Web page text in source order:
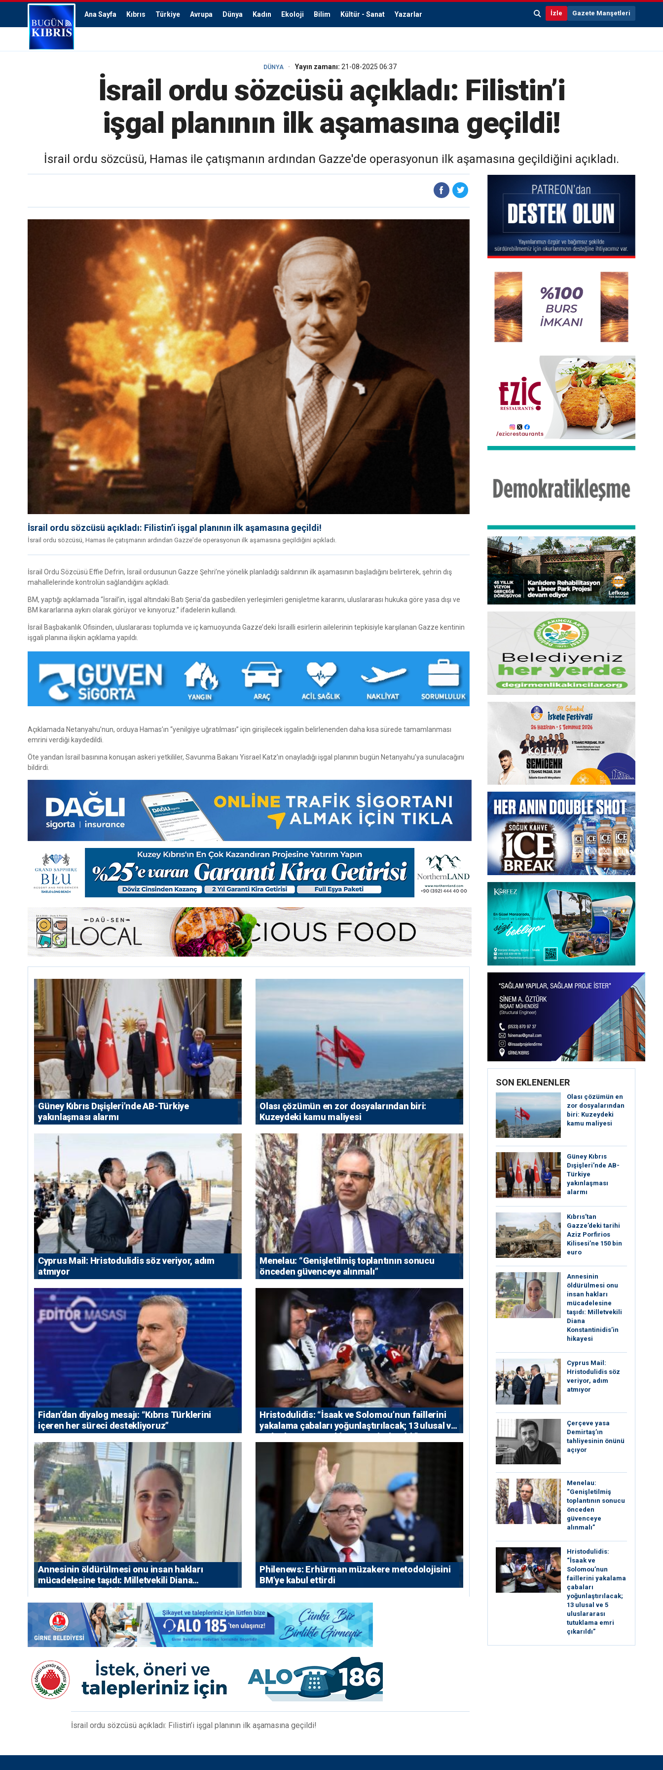
Ana Sayfa Kıbrıs Türkiye Avrupa Dünya Kadın Ekoloji Bilim Kültür - Sanat Yazarlar İzle Gazete Manşetleri
DÜNYA Yayın zamanı: 21-08-2025 06:37
İsrail ordu sözcüsü açıkladı: Filistin’i
işgal planının ilk aşamasına geçildi!
İsrail ordu sözcüsü, Hamas ile çatışmanın ardından Gazze'de operasyonun ilk aşamasına geçildiğini açıkladı.
İsrail ordu sözcüsü açıkladı: Filistin’i işgal planının ilk aşamasına geçildi!
İsrail ordu sözcüsü, Hamas ile çatışmanın ardından Gazze'de operasyonun ilk aşamasına geçildiğini açıkladı.
İsrail Ordu Sözcüsü Effie Defrin, İsrail ordusunun Gazze Şehri’ne yönelik planladığı saldırının ilk aşamasının başladığını belirterek, şehrin dış
mahallelerinde kontrolün sağlandığını açıkladı.
BM, yaptığı açıklamada “İsrail’in, işgal altındaki Batı Şeria’da gasbedilen yerleşimleri genişletme kararını, uluslararası hukuka göre yasa dışı ve
BM kararlarına aykırı olarak görüyor ve kınıyoruz.” ifadelerin kullandı.
İsrail Başbakanlık Ofisinden, uluslararası toplumda ve iç kamuoyunda Gazze’deki İsrailli esirlerin ailelerinin tepkisiyle karşılanan Gazze kentinin
işgali planına ilişkin açıklama yapıldı.
Açıklamada Netanyahu’nun, orduya Hamas’ın “yenilgiye uğratılması” için girişilecek işgalin belirlenenden daha kısa sürede tamamlanması
emrini verdiği kaydedildi.
Öte yandan İsrail basınına konuşan askeri yetkililer, Savunma Bakanı Yisrael Katz’ın onayladığı işgal planının bugün Netanyahu’ya sunulacağını
bildirdi.
Güney Kıbrıs Dışişleri’nde AB-Türkiye
yakınlaşması alarmı
Olası çözümün en zor dosyalarından biri:
Kuzeydeki kamu maliyesi
⁠Cyprus Mail: Hristodulidis söz veriyor, adım
atmıyor
Menelau: “Genişletilmiş toplantının sonucu
önceden güvenceye alınmalı”
Fidan’dan diyalog mesajı: “Kıbrıs Türklerini
içeren her süreci destekliyoruz”
Hristodulidis: “İsaak ve Solomou’nun faillerini
yakalama çabaları yoğunlaştırılacak; 13 ulusal ve
5 uluslararası tutuklama emri çıkarıldı”
Annesinin öldürülmesi onu insan hakları
mücadelesine taşıdı: Milletvekili Diana
Konstantinidis’in hikayesi
Philenews: Erhürman müzakere metodolojisini
BM’ye kabul ettirdi
İsrail ordu sözcüsü açıkladı: Filistin’i işgal planının ilk aşamasına geçildi!
SON EKLENENLER
Olası çözümün en
zor dosyalarından
biri: Kuzeydeki
kamu maliyesi
Güney Kıbrıs
Dışişleri’nde AB-
Türkiye
yakınlaşması
alarmı
Kıbrıs’tan
Gazze’deki tarihi
Aziz Porfirios
Kilisesi’ne 150 bin
euro
Annesinin
öldürülmesi onu
insan hakları
mücadelesine
taşıdı: Milletvekili
Diana
Konstantinidis’in
hikayesi
⁠Cyprus Mail:
Hristodulidis söz
veriyor, adım
atmıyor
Çerçeve yasa
Demirtaş’ın
tahliyesinin önünü
açıyor
Menelau:
“Genişletilmiş
toplantının sonucu
önceden
güvenceye
alınmalı”
Hristodulidis:
“İsaak ve
Solomou’nun
faillerini yakalama
çabaları
yoğunlaştırılacak;
13 ulusal ve 5
uluslararası
tutuklama emri
çıkarıldı”